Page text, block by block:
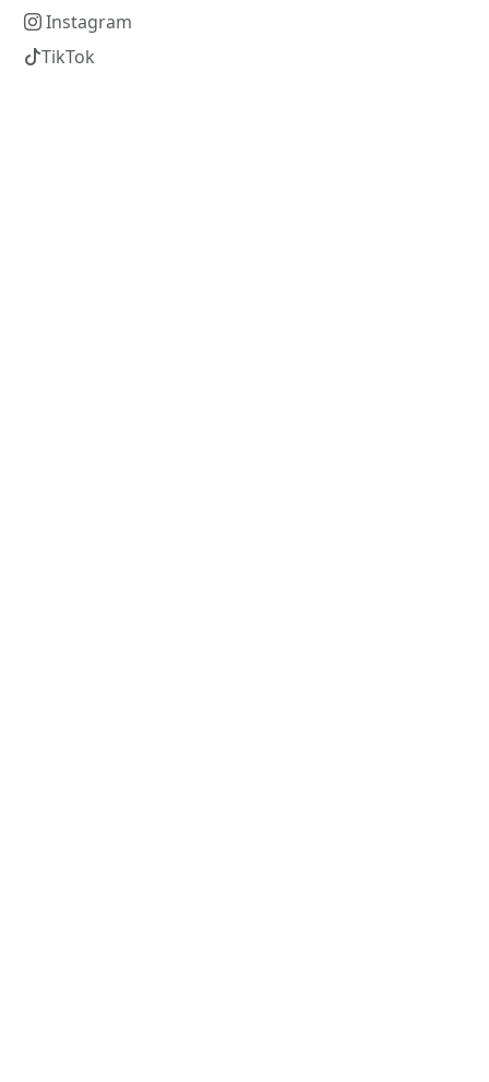
Instagram
TikTok